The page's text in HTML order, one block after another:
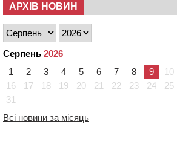
АРХІВ НОВИН
Серпень 2026
1
2 3 4 5 6 7 8 9 10
16
17 18 19 20 21 22 23 24 25
31
Всі новини за місяць